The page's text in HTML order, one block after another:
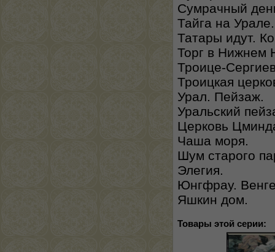
Сумрачный
Тайга на
Татары идут.
Торг в Нижнем
Троице-
Троицкая
Урал. Пейзаж.
Уральский
Церковь
Чаша моря.
Шум старого
Элегия.
Юнгфрау.
Яшкин дом.
Товары этой серии: